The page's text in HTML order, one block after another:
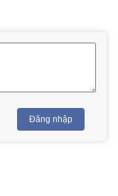
Đăng nhập